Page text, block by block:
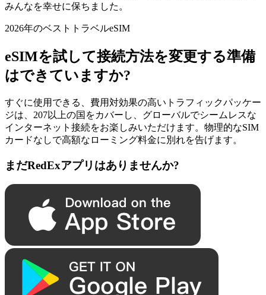
みんなを幸せに保ちました。
2026年のベストトラベルeSIM
eSIMを試して接続方法を変更する準備
はできていますか?
すぐに使用できる、費用対効果の高いトラフィックパッケー
ジは、207以上の国をカバーし、グローバルでシームレスな
インターネット接続をお楽しみいただけます。物理的なSIM
カードなしで高額なローミング料金に別れを告げます。
まだRedExアプリはありませんか?